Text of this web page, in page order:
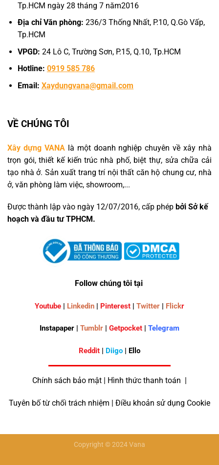
Tp.HCM ngày 28 tháng 7 năm2016
Địa chỉ Văn phòng: 236/3 Thống Nhất, P.10, Q.Gò Vấp,
Tp.HCM
VPGD: 24 Lô C, Trường Sơn, P.15, Q.10, Tp.HCM
Hotline: 0919 585 786
Email: Xaydungvana@gmail.com
VỀ CHÚNG TÔI
Xây dựng VANAlà một doanh nghiệp chuyên về xây nhà
trọn gói, thiết kế kiến trúc nhà phố, biệt thự, sửa chữa cải
tạo nhà ở. Sản xuất trang trí nội thất căn hộ chung cư, nhà
ở, văn phòng làm việc, showroom,...
Được thành lập vào ngày 12/07/2016, cấp phép bởi Sở kế
hoạch và đầu tư TPHCM.
Follow chúng tôi tại
Youtube | Linkedin | Pinterest | Twitter | Flickr
Instapaper | Tumblr Getpocket Telegram
Reddit | Diigo | Ello
Chính sách bảo mật | Hình thức thanh toán |
Tuyên bố từ chối trách nhiệm | Điều khoản sử dụng Cookie
Copyright © 2024 Vana